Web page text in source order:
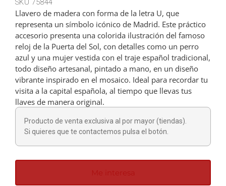
Cucharillas
Cucharones
Dedales
Figuras
Imanes
SKU 75844
Llavero de madera con forma de la letra U, que
representa un símbolo icónico de Madrid. Este práctico
accesorio presenta una colorida ilustración del famoso
reloj de la Puerta del Sol, con detalles como un perro
azul y una mujer vestida con el traje español tradicional,
todo diseño artesanal, pintado a mano, en un diseño
vibrante inspirado en el mosaico. Ideal para recordar tu
visita a la capital española, al tiempo que llevas tus
llaves de manera original.
Producto de venta exclusiva al por mayor (tiendas).
Si quieres que te contactemos pulsa el botón.
Me interesa